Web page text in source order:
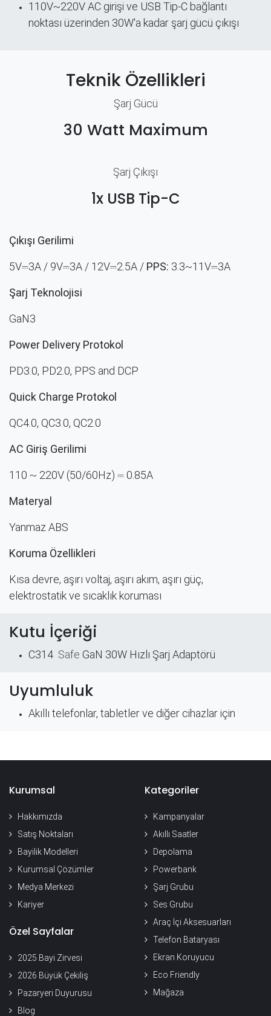
110V~220V AC girişi ve USB Tip-C bağlantı
noktası üzerinden 30W'a kadar şarj gücü çıkışı
Teknik Özellikleri
Şarj Gücü​
30 Watt Maximum
Şarj Çıkışı
1x USB Tip-C
Çıkışı Gerilimi
5V⎓3A / 9V⎓3A / 12V⎓2.5A / PPS: 3.3~11V⎓3A
Şarj Teknolojisi
GaN3
Power Delivery Protokol
PD3.0, PD2.0, PPS and DCP
Quick Charge Protokol
QC4.0, QC3.0, QC2.0
AC Giriş Gerilimi
110 ~ 220V (50/60Hz) ⎓ 0.85A
Materyal
Yanmaz ABS
Koruma Özellikleri
Kısa devre, aşırı voltaj, aşırı akım, aşırı güç,
elektrostatik ve sıcaklık koruması
Kutu İçeriği
C314 Safe GaN 30W Hızlı Şarj Adaptörü
Uyumluluk
Akıllı telefonlar, tabletler ve diğer cihazlar için
Kurumsal
Hakkımızda
Satış Noktaları
Bayilik Modelleri
Kurumsal Çözümler
Medya Merkezi
Kariyer
Özel Sayfalar
2025 Bayi Zirvesi
2026 Büyük Çekiliş
Pazaryeri Duyurusu
Blog
Kategoriler
Kampanyalar
Akıllı Saatler
Depolama
Powerbank
Şarj Grubu
Ses Grubu
Araç İçi Aksesuarları
Telefon Bataryası
Ekran Koruyucu
Eco Friendly
Mağaza